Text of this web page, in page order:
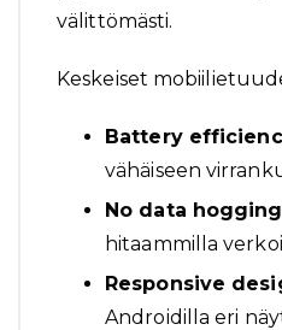
välittömästi.
Keskeiset
Battery
vähäiseen
No data
hitaammilla
Responsive
Androidilla eri